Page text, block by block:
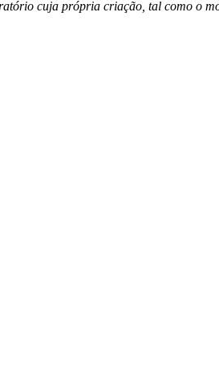
cuja própria criação, tal como o